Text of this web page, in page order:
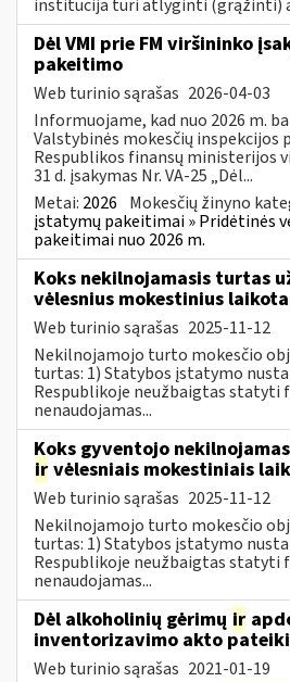
institucija turi atlyginti (grąžinti)
Dėl VMI prie FM viršininko
pakeitimo
Web turinio sąrašas 2026-04-03
Informuojame, kad nuo 2026 m.
Valstybinės mokesčių inspekcijos
Respublikos finansų ministerijos
31 d. įsakymas Nr. VA-25 „Dėl...
Metai: 2026 Mokesčių žinyno
įstatymų pakeitimai » Pridėtinės
pakeitimai nuo 2026 m.
Koks nekilnojamasis turtas
vėlesnius mokestinius
Web turinio sąrašas 2025-11-12
Nekilnojamojo turto mokesčio
turtas: 1) Statybos įstatymo
Respublikoje neužbaigtas statyti
nenaudojamas...
Koks gyventojo
ir vėlesniais mokestiniais
Web turinio sąrašas 2025-11-12
Nekilnojamojo turto mokesčio
turtas: 1) Statybos įstatymo
Respublikoje neužbaigtas statyti
nenaudojamas...
Dėl alkoholinių gėrimų ir
inventorizavimo akto
Web turinio sąrašas 2021-01-19